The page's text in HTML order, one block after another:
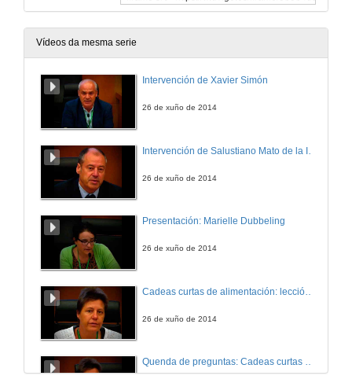
Vídeos da mesma serie
Intervención de Xavier Simón
26 de xuño de 2014
26 de xuño de 2014
Presentación: Marielle Dubbeling
26 de xuño de 2014
26 de xuño de 2014
Quenda de preguntas: Cadeas curtas de alimentación